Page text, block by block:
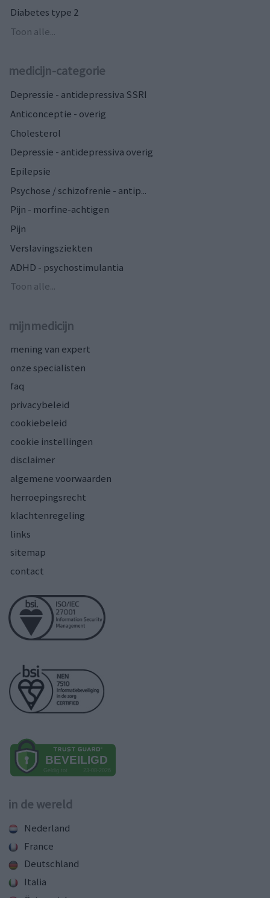
Diabetes type 2
Toon alle...
medicijn-categorie
Depressie - antidepressiva SSRI
Anticonceptie - overig
Cholesterol
Depressie - antidepressiva overig
Epilepsie
Psychose / schizofrenie - antip...
Pijn - morfine-achtigen
Pijn
Verslavingsziekten
ADHD - psychostimulantia
Toon alle...
mijnmedicijn
mening van expert
onze specialisten
faq
privacybeleid
cookiebeleid
cookie instellingen
disclaimer
algemene voorwaarden
herroepingsrecht
klachtenregeling
links
sitemap
contact
in de wereld
Nederland
France
Deutschland
Italia